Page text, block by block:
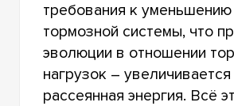
требования к
тормозной системы, что
эволюции в отношении
нагрузок – увеличивается
рассеянная энергия. Всё